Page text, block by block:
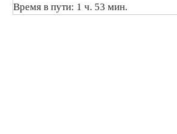
Время в пути: 1 ч. 53 мин.